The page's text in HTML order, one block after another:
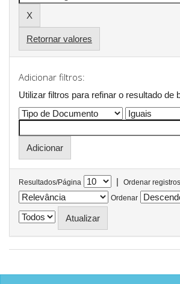
Retornar valores
Adicionar filtros:
Utilizar filtros para refinar o resultado de
Resultados/Página |
Ordenar
Ordenar